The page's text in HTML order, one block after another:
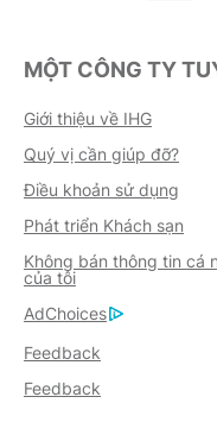
MỘT CÔNG TY
Giới thiệu về IHG
Quý vị cần giúp đỡ?
Điều khoản sử dụng
Phát triển Khách sạn
Không bán thông tin cá
của tôi
AdChoices
Feedback
Feedback